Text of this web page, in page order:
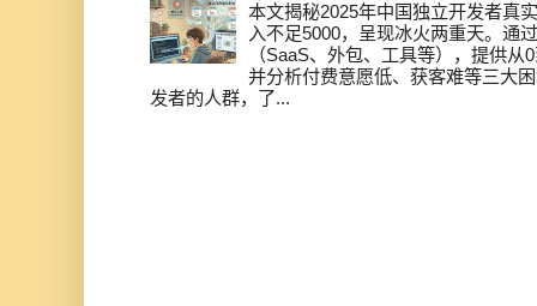
本文揭秘2025年中国独立开发者真
入不足5000，呈现冰火两重天。通
（SaaS、外包、工具等），提供
并分析付费意愿低、获客难等三大
发者的人群，了...